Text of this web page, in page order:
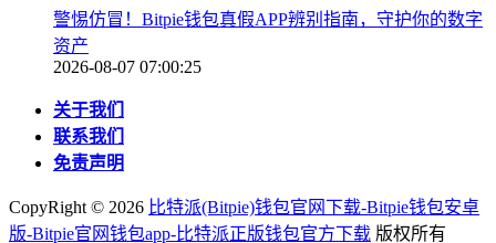
警惕仿冒！Bitpie钱包真假APP辨别指南，守护你的数字
资产
2026-08-07 07:00:25
关于我们
联系我们
免责声明
CopyRight © 2026 比特派(Bitpie)钱包官网下载-Bitpie钱包安卓
版-Bitpie官网钱包app-比特派正版钱包官方下载 版权所有